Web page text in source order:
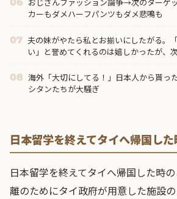
06
カーもダメハーフパンツもダメ悲鳴も
07 夫の妹がやたら私とお揃いにしたがる。
い」と誉めてくれるのは嬉しかったが、
08 海外「大切にしてる！」日本人から貰っ
シタンたちが大騒ぎ
日本留学を終えてタイへ帰国し
日本留学を終えてタイへ帰国した時
離のためにタイ政府が用意した施設